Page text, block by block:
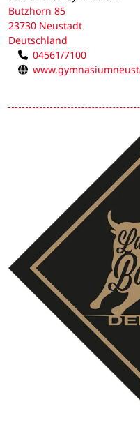
Butzhorn 85
23730 Neustadt
Deutschland
04561/7100